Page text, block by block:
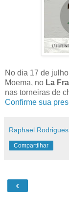
No dia 17 de
Moema, no La
nas torneiras de
Confirme sua
Raphael Rodrigues
Compartilhar
‹